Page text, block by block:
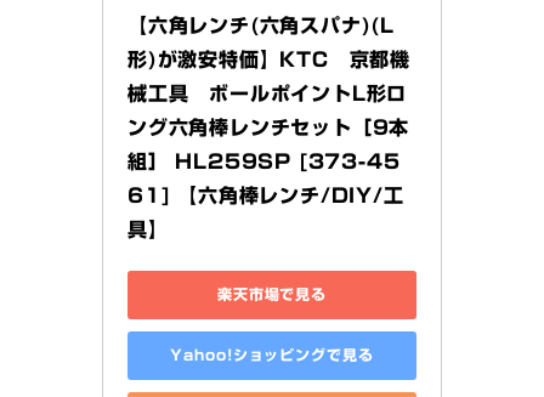
【六角レンチ(六角スパナ)(L
形)が激安特価】KTC　京都機
械工具　ボールポイントL形ロ
ング六角棒レンチセット［9本
組］ HL259SP [373-45
61] 【六角棒レンチ/DIY/工
具】
楽天市場で見る
Yahoo!ショッピングで見る